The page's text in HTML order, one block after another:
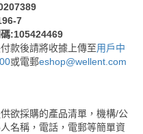
7
碼:105424469
款後請將收據上傳至用戶中
或電郵eshop@wellent.com
欲採購的產品清單，機構/公
名稱，電話，電郵等簡單資